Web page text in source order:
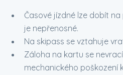
Časové jízdné lze dobít
je nepřenosné.
Na skipass se vztahuje
Záloha na kartu se
mechanického poškození